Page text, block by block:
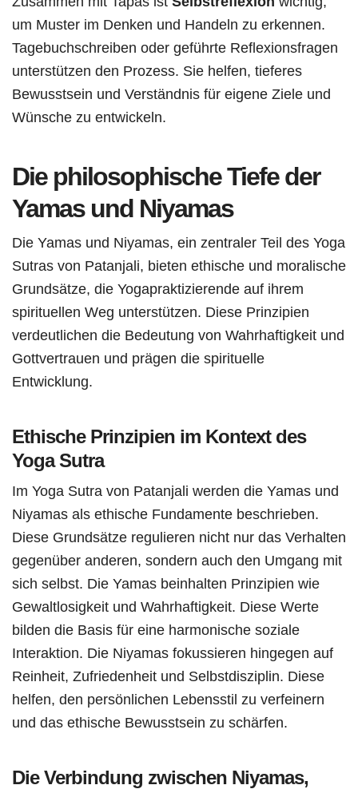
um Muster im Denken und Handeln zu erkennen.
Tagebuchschreiben oder geführte Reflexionsfragen
unterstützen den Prozess. Sie helfen, tieferes
Bewusstsein und Verständnis für eigene Ziele und
Wünsche zu entwickeln.
Die philosophische Tiefe der
Yamas und Niyamas
Die Yamas und Niyamas, ein zentraler Teil des Yoga
Sutras von Patanjali, bieten ethische und moralische
Grundsätze, die Yogapraktizierende auf ihrem
spirituellen Weg unterstützen. Diese Prinzipien
verdeutlichen die Bedeutung von Wahrhaftigkeit und
Gottvertrauen und prägen die spirituelle
Entwicklung.
Ethische Prinzipien im Kontext des
Yoga Sutra
Im Yoga Sutra von Patanjali werden die Yamas und
Niyamas als ethische Fundamente beschrieben.
Diese Grundsätze regulieren nicht nur das Verhalten
gegenüber anderen, sondern auch den Umgang mit
sich selbst. Die Yamas beinhalten Prinzipien wie
Gewaltlosigkeit und Wahrhaftigkeit. Diese Werte
bilden die Basis für eine harmonische soziale
Interaktion. Die Niyamas fokussieren hingegen auf
Reinheit, Zufriedenheit und Selbstdisziplin. Diese
helfen, den persönlichen Lebensstil zu verfeinern
und das ethische Bewusstsein zu schärfen.
Die Verbindung zwischen Niyamas,